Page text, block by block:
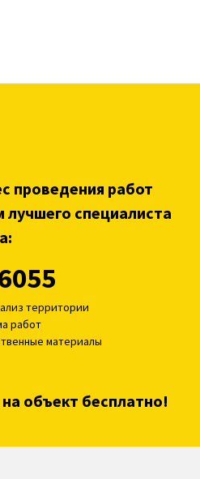
проведения работ
специалиста
территории
работ
материалы
объект бесплатно!